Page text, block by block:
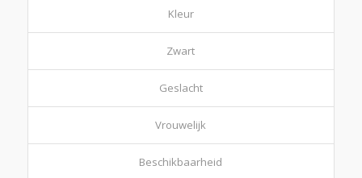
Kleur
Zwart
Geslacht
Vrouwelijk
Beschikbaarheid